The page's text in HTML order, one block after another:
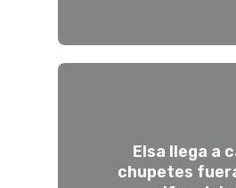
Elsa llega a
chupetes